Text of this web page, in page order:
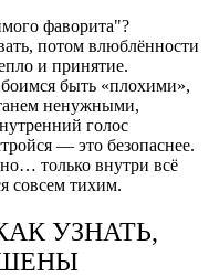
фаворита"?
потом влюблённости
и принятие.
быть «плохими»,
ненужными,
голос
— это безопаснее.
только внутри всё
совсем тихим.
УЗНАТЬ,